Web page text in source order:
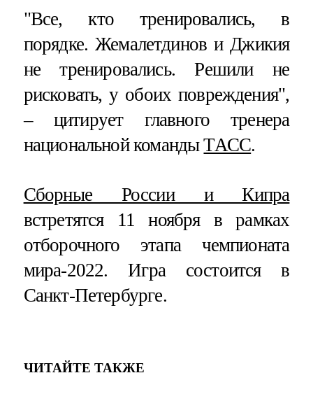
"Все, кто тренировались, в
порядке. Жемалетдинов и Джикия
не тренировались. Решили не
рисковать, у обоих повреждения",
– цитирует главного тренера
национальной командыТАСС.
Сборные России и Кипра
встретятся 11 ноября в рамках
отборочного этапа чемпионата
мира-2022. Игра состоится в
Санкт-Петербурге.
ЧИТАЙТЕ ТАКЖЕ